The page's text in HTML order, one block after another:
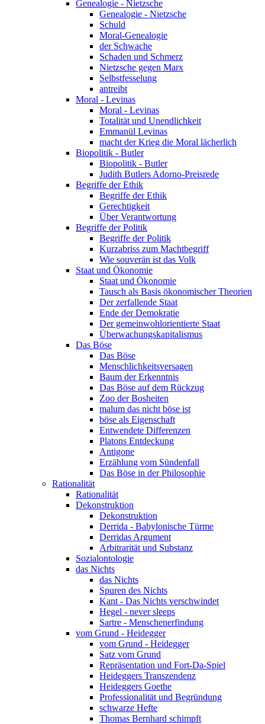
Genealogie - Nietzsche
Genealogie - Nietzsche
Schuld
Moral-Genealogie
der Schwache
Schaden und Schmerz
Nietzsche gegen Marx
Selbstfesselung
antreibt
Moral - Levinas
Moral - Levinas
Totalität und Unendlichkeit
Emmanül Levinas
macht der Krieg die Moral lächerlich
Biopolitik - Butler
Biopolitik - Butler
Judith Butlers Adorno-Preisrede
Begriffe der Ethik
Begriffe der Ethik
Gerechtigkeit
Über Verantwortung
Begriffe der Politik
Begriffe der Politik
Kurzabriss zum Machtbegriff
Wie souverän ist das Volk
Staat und Ökonomie
Staat und Ökonomie
Tausch als Basis ökonomischer Theorien
Der zerfallende Staat
Ende der Demokratie
Der gemeinwohlorientierte Staat
Überwachungskapitalismus
Das Böse
Das Böse
Menschlichkeitsversagen
Baum der Erkenntnis
Das Böse auf dem Rückzug
Zoo der Bosheiten
malum das nicht böse ist
böse als Eigenschaft
Entwendete Differenzen
Platons Entdeckung
Antigone
Erzählung vom Sündenfall
Das Böse in der Philosophie
Rationalität
Rationalität
Dekonstruktion
Dekonstruktion
Derrida - Babylonische Türme
Derridas Argument
Arbitrarität und Substanz
Sozialontologie
das Nichts
das Nichts
Spuren des Nichts
Kant - Das Nichts verschwindet
Hegel - never sleeps
Sartre - Menschenerfindung
vom Grund - Heidegger
vom Grund - Heidegger
Satz vom Grund
Repräsentation und Fort-Da-Spiel
Heideggers Transzendenz
Heideggers Goethe
Professionalität und Begründung
schwarze Hefte
Thomas Bernhard schimpft